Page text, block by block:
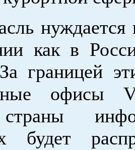
как в
границей
офисы
будет